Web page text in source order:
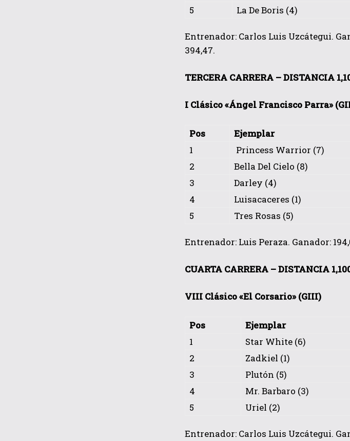
5
La De Boris (4)
Entrenador: Carlos Luis Uzcátegui.
394,47.
TERCERA CARRERA – DISTANCIA
I Clásico «Ángel Francisco Parra»
Pos Ejemplar
1
Princess Warrior (7)
2
Bella Del Cielo (8)
3
Darley (4)
4
Luisacaceres (1)
5
Tres Rosas (5)
Entrenador: Luis Peraza. Ganador:
CUARTA CARRERA – DISTANCIA
VIII Clásico «El Corsario» (GIII)
Pos Ejemplar
1
Star White (6)
2
Zadkiel (1)
3
Plutón (5)
4
Mr. Barbaro (3)
5
Uriel (2)
Entrenador: Carlos Luis Uzcátegui.